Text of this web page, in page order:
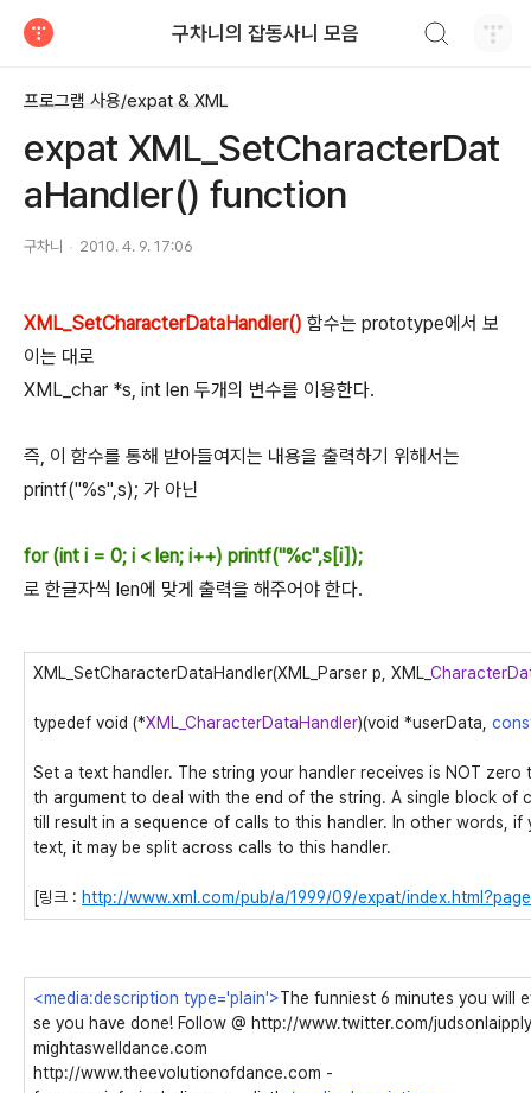
구차니의 잡동사니 모음
프로그램 사용/expat & XML
expat XML_SetCharacterDat
aHandler() function
구차니 2010. 4. 9. 17:06
XML_SetCharacterDataHandler() 함수는 prototype에서 보
이는 대로
XML_char *s, int len 두개의 변수를 이용한다.
즉, 이 함수를 통해 받아들여지는 내용을 출력하기 위해서는
printf("%s",s); 가 아닌
for (int i = 0; i < len; i++) printf("%c",s[i]);
로 한글자씩 len에 맞게 출력을 해주어야 한다.
XML_SetCharacterDataHandler(XML_Parser p, XML_
typedef void (*XML_CharacterDataHandler)(void *userData,
Set a text handler. The string your handler receives is NOT
th argument to deal with the end of the string. A single block of
till result in a sequence of calls to this handler. In other words,
text, it may be split across calls to this handler.
[링크 : http://www.xml.com/pub/a/1999/09/expat/
<media:description type='plain'>The funniest 6 minutes you will
se you have done! Follow @ http://www.twitter.com/
mightaswelldance.com
http://www.theevolutionofdance.com -